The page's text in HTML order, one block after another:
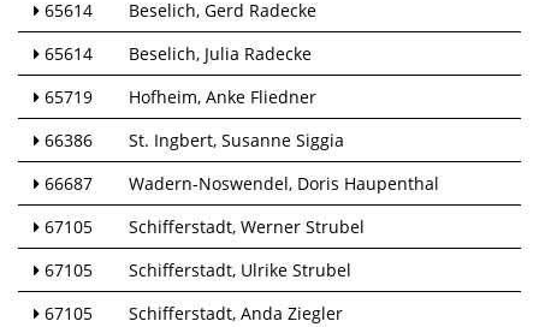
65614
Beselich Gerd Radecke
65614
Beselich Julia Radecke
65719
Hofheim Anke Fliedner
66386
St. Ingbert Susanne Siggia
66687
Wadern-Noswendel Doris Haupenthal
67105
Schifferstadt Werner Strubel
67105
Schifferstadt Ulrike Strubel
67105
Schifferstadt Anda Ziegler